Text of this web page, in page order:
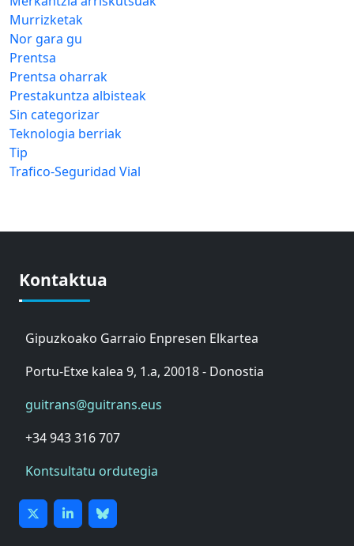
Murrizketak
Nor gara gu
Prentsa
Prentsa oharrak
Prestakuntza albisteak
Sin categorizar
Teknologia berriak
Tip
Trafico-Seguridad Vial
Kontaktua
Gipuzkoako Garraio Enpresen Elkartea
Portu-Etxe kalea 9, 1.a, 20018 - Donostia
guitrans@guitrans.eus
+34 943 316 707
Kontsultatu ordutegia